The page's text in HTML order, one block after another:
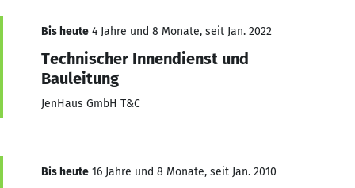
Bis heute 4 Jahre und 8 Monate, seit Jan. 2022
Technischer Innendienst und
Bauleitung
JenHaus GmbH T&C
Bis heute 16 Jahre und 8 Monate, seit Jan. 2010